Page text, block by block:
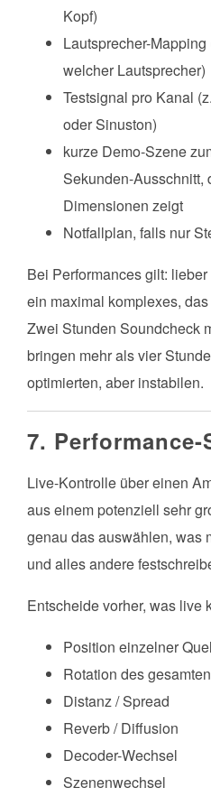
Kopf)
Lautsprecher-
welcher Lautsprecher)
Testsignal pro Kanal
oder Sinuston)
kurze Demo-Szene
Sekunden-Ausschnitt,
Dimensionen zeigt
Notfallplan, falls nur
Bei Performances gilt:
ein maximal komplexes,
Zwei Stunden Soundcheck
bringen mehr als vier
optimierten, aber instabilen.
7.
Live-Kontrolle über einen
aus einem potenziell sehr
genau das auswählen,
und alles andere
Entscheide vorher, was live
Position einzelner
Rotation des
Distanz / Spread
Reverb / Diffusion
Decoder-Wechsel
Szenenwechsel